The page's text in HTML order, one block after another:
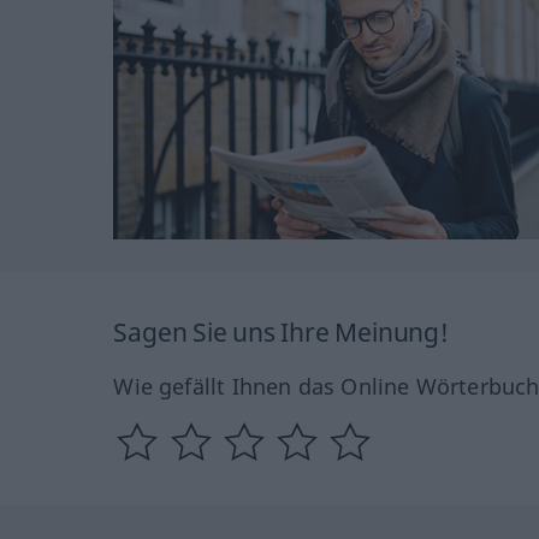
Sagen Sie uns Ihre Meinung!
Wie gefällt Ihnen das Online